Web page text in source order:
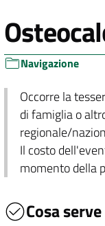
Navigazione
Occorre la
di famiglia o
regionale/
Il costo
momento della
Cosa serve